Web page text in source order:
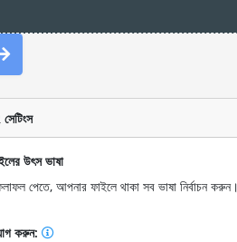
সেটিংস
উৎস ভাষা
পেতে, আপনার ফাইলে থাকা সব ভাষা নির্বাচন
করুন: